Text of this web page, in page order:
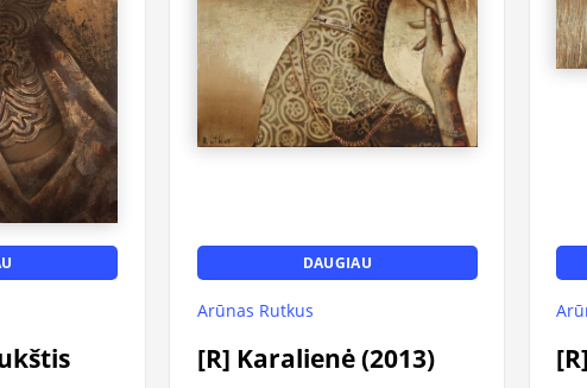
DAUGIAU
Arūnas Rutkus
[R] Karalienė (2013)